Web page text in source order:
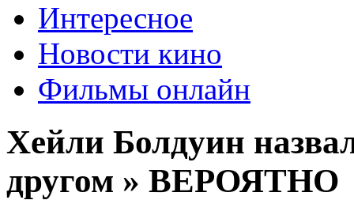
Интересное
Новости кино
Фильмы онлайн
Хейли Болдуин
другом » ВЕРОЯТНО